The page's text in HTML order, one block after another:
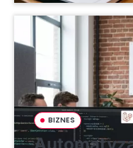
BIZNES